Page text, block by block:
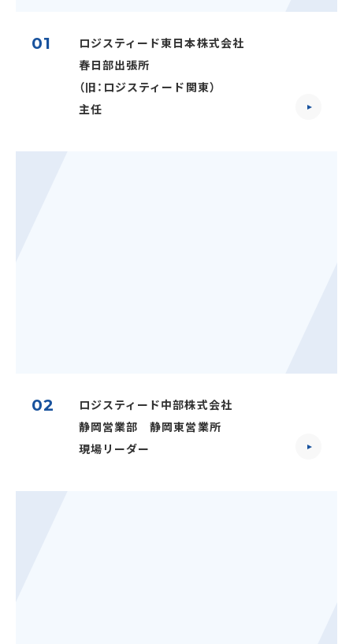
01
ロジスティード東日本株式会社
春日部出張所
（旧：ロジスティード関東）
主任
02
ロジスティード中部株式会社
静岡営業部 静岡東営業所
現場リーダー